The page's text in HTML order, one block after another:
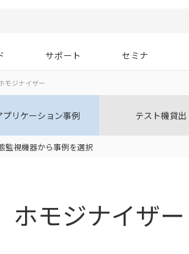
サポート セミナ
モジナイザー
プリケーション事例 テスト機貸出
監視機器から事例を選択
ホモジナイザー